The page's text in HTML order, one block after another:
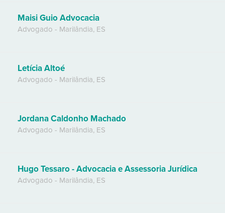
Maisi Guio Advocacia
Advogado - Marilândia, ES
Letícia Altoé
Advogado - Marilândia, ES
Jordana Caldonho Machado
Advogado - Marilândia, ES
Hugo Tessaro - Advocacia e Assessoria Jurídica
Advogado - Marilândia, ES